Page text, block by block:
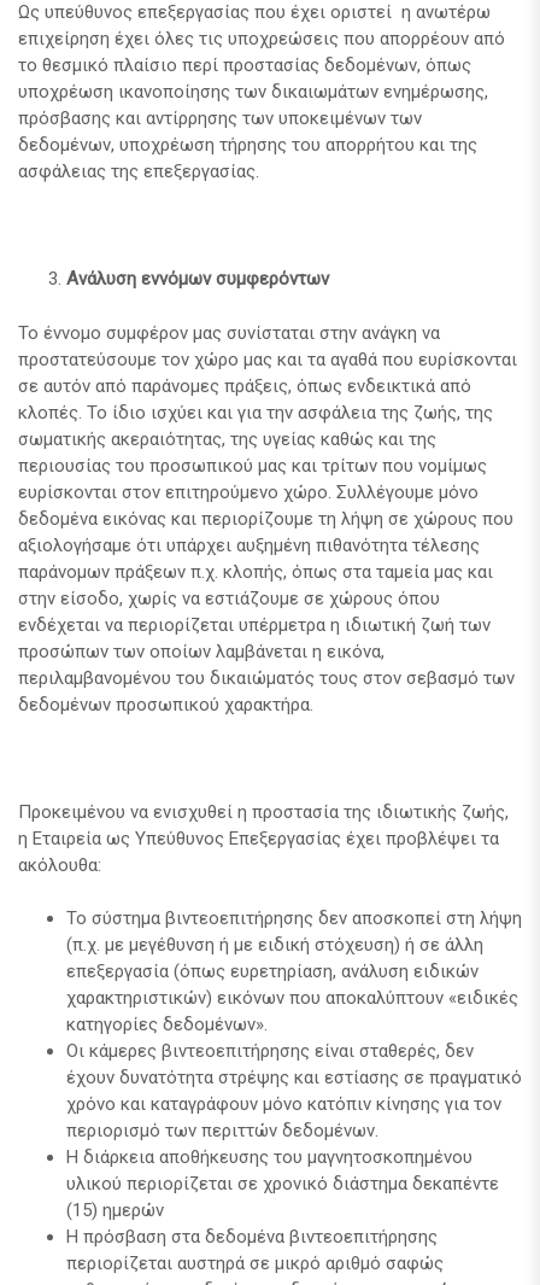
Ως υπεύθυνος επεξεργασίας που έχει οριστεί η ανωτέρω
επιχείρηση έχει όλες τις υποχρεώσεις που απορρέουν από
το θεσμικό πλαίσιο περί προστασίας δεδομένων, όπως
υποχρέωση ικανοποίησης των δικαιωμάτων ενημέρωσης,
πρόσβασης και αντίρρησης των υποκειμένων των
δεδομένων, υποχρέωση τήρησης του απορρήτου και της
ασφάλειας της επεξεργασίας.
Ανάλυση εννόμων συμφερόντων
Το έννομο συμφέρον μας συνίσταται στην ανάγκη να
προστατεύσουμε τον χώρο μας και τα αγαθά που ευρίσκονται
σε αυτόν από παράνομες πράξεις, όπως ενδεικτικά από
κλοπές. Το ίδιο ισχύει και για την ασφάλεια της ζωής, της
σωματικής ακεραιότητας, της υγείας καθώς και της
περιουσίας του προσωπικού μας και τρίτων που νομίμως
ευρίσκονται στον επιτηρούμενο χώρο. Συλλέγουμε μόνο
δεδομένα εικόνας και περιορίζουμε τη λήψη σε χώρους που
αξιολογήσαμε ότι υπάρχει αυξημένη πιθανότητα τέλεσης
παράνομων πράξεων π.χ. κλοπής, όπως στα ταμεία μας και
στην είσοδο, χωρίς να εστιάζουμε σε χώρους όπου
ενδέχεται να περιορίζεται υπέρμετρα η ιδιωτική ζωή των
προσώπων των οποίων λαμβάνεται η εικόνα,
περιλαμβανομένου του δικαιώματός τους στον σεβασμό των
δεδομένων προσωπικού χαρακτήρα.
Προκειμένου να ενισχυθεί η προστασία της ιδιωτικής ζωής,
η Εταιρεία ως Υπεύθυνος Επεξεργασίας έχει προβλέψει τα
ακόλουθα:
Το σύστημα βιντεοεπιτήρησης δεν αποσκοπεί στη λήψη
(π.χ. με μεγέθυνση ή με ειδική στόχευση) ή σε άλλη
επεξεργασία (όπως ευρετηρίαση, ανάλυση ειδικών
χαρακτηριστικών) εικόνων που αποκαλύπτουν «ειδικές
κατηγορίες δεδομένων».
Οι κάμερες βιντεοεπιτήρησης είναι σταθερές, δεν
έχουν δυνατότητα στρέψης και εστίασης σε πραγματικό
χρόνο και καταγράφουν μόνο κατόπιν κίνησης για τον
περιορισμό των περιττών δεδομένων.
Η διάρκεια αποθήκευσης του μαγνητοσκοπημένου
υλικού περιορίζεται σε χρονικό διάστημα δεκαπέντε
(15) ημερών
Η πρόσβαση στα δεδομένα βιντεοεπιτήρησης
περιορίζεται αυστηρά σε μικρό αριθμό σαφώς